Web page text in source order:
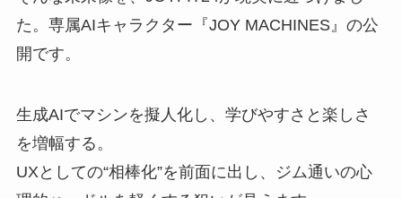
た。専属AIキャラクター『JOY MACHINES』の公
開です。
生成AIでマシンを擬人化し、学びやすさと楽しさ
を増幅する。
UXとしての“相棒化”を前面に出し、ジム通いの心